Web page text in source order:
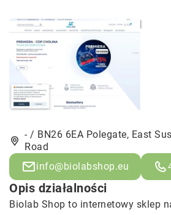
- / BN26 6EA Polegate, East
Road
info@biolabshop.eu
Opis działalności
Biolab Shop to internetowy sklep